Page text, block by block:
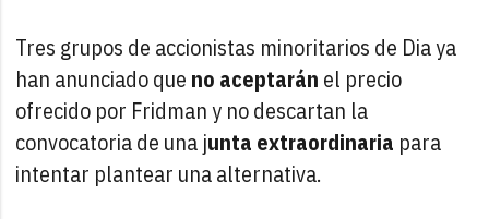
Tres grupos de accionistas minoritarios de Dia ya
han anunciado que no aceptarán el precio
ofrecido por Fridman y no descartan la
convocatoria de una junta extraordinaria para
intentar plantear una alternativa.